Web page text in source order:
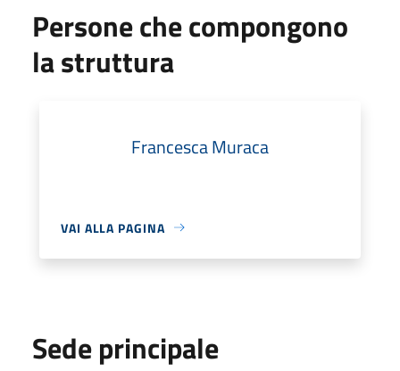
Persone che compongono
la struttura
Francesca Muraca
VAI ALLA PAGINA
Sede principale